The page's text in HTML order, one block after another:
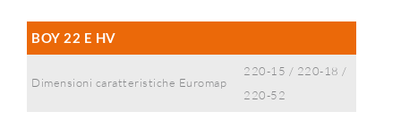
BOY 22 E HV
Dimensioni caratteristiche Euromap
220-15 / 220-18 /
220-52